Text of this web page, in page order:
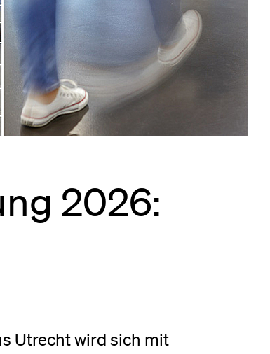
2026:
Utrecht wird sich mit
und Zulassung